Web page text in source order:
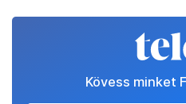
Kövess minket